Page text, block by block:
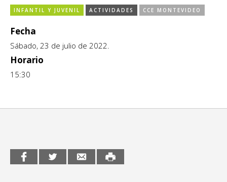
CCE en el interior/libros
Espacio itinerante de lectura infantil
Exposiciones
Formación
Género y Diversidad
Letras
Música
INFANTIL Y JUVENIL ACTIVIDADES CCE MONTEVIDEO
Fecha
Sábado, 23 de julio de 2022.
Horario
15:30